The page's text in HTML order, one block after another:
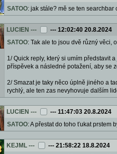
SATOO: jak stále? mě se ten
LUCIEN --- --- 12:02:40 20.8.2024
SATOO: Tak ale to jsou dvě různý věci,
1/ Quick reply, který si umím představit
příspěvek a následné potažení, aby se
2/ Smazat je taky něco úplně jiného a
rychlý, ale ten zas nevyhovuje dalším
LUCIEN --- --- 11:47:03 20.8.2024
SATOO: A přestat do toho ťukat prstem
KEJML --- --- 21:58:22 18.8.2024